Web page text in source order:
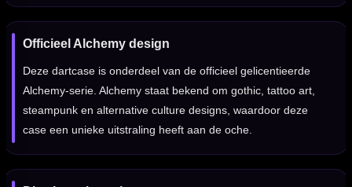
Officieel Alchemy design
Deze dartcase is onderdeel van de officieel gelicentieerde
Alchemy-serie. Alchemy staat bekend om gothic, tattoo art,
steampunk en alternative culture designs, waardoor deze
case een unieke uitstraling heeft aan de oche.